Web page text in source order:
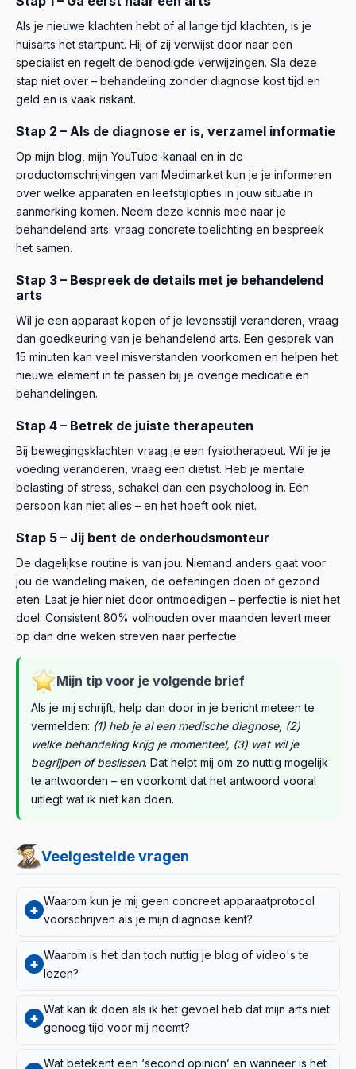
Als je nieuwe klachten hebt of al lange tijd klachten, is je
huisarts het startpunt. Hij of zij verwijst door naar een
specialist en regelt de benodigde verwijzingen. Sla deze
stap niet over – behandeling zonder diagnose kost tijd en
geld en is vaak riskant.
Stap 2 – Als de diagnose er is, verzamel informatie
Op mijn blog, mijn YouTube-kanaal en in de
productomschrijvingen van Medimarket kun je je informeren
over welke apparaten en leefstijlopties in jouw situatie in
aanmerking komen. Neem deze kennis mee naar je
behandelend arts: vraag concrete toelichting en bespreek
het samen.
Stap 3 – Bespreek de details met je behandelend
arts
Wil je een apparaat kopen of je levensstijl veranderen, vraag
dan goedkeuring van je behandelend arts. Een gesprek van
15 minuten kan veel misverstanden voorkomen en helpen het
nieuwe element in te passen bij je overige medicatie en
behandelingen.
Stap 4 – Betrek de juiste therapeuten
Bij bewegingsklachten vraag je een fysiotherapeut. Wil je je
voeding veranderen, vraag een diëtist. Heb je mentale
belasting of stress, schakel dan een psycholoog in. Eén
persoon kan niet alles – en het hoeft ook niet.
Stap 5 – Jij bent de onderhoudsmonteur
De dagelijkse routine is van jou. Niemand anders gaat voor
jou de wandeling maken, de oefeningen doen of gezond
eten. Laat je hier niet door ontmoedigen – perfectie is niet het
doel. Consistent 80% volhouden over maanden levert meer
op dan drie weken streven naar perfectie.
Mijn tip voor je volgende brief
Als je mij schrijft, help dan door in je bericht meteen te
vermelden: (1) heb je al een medische diagnose, (2)
welke behandeling krijg je momenteel, (3) wat wil je
begrijpen of beslissen. Dat helpt mij om zo nuttig mogelijk
te antwoorden – en voorkomt dat het antwoord vooral
uitlegt wat ik niet kan doen.
Veelgestelde vragen
+
Waarom kun je mij geen concreet apparaatprotocol
voorschrijven als je mijn diagnose kent?
de diagnose afhangt, maar van je volledige medische
beeld: comorbiditeiten, huidige medicatie, leeftijd,
Alleen iemand die je regelmatig onderzoekt kan dit zien
en volgen. Wat op afstand op deze grondslag
+
Waarom is het dan toch nuttig je blog of video's te
lezen?
begrijpt, het overzicht van behandelingsmogelijkheden
kent en weet welke professionals wat kunnen bieden, je
+
Wat kan ik doen als ik het gevoel heb dat mijn arts niet
genoeg tijd voor mij neemt?
Wat betekent een ‘second opinion’ en wanneer is het